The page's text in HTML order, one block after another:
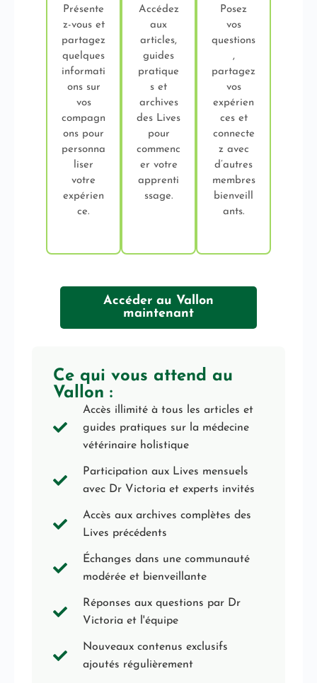
Présente
z-vous et
partagez
quelques
informati
ons sur
vos
compagn
ons pour
personna
liser
votre
expérien
ce.
Accédez
aux
articles,
guides
pratique
s et
archives
des Lives
pour
commenc
er votre
apprenti
ssage.
Posez
vos
questions
,
partagez
vos
expérien
ces et
connecte
z avec
d’autres
membres
bienveill
ants.
Accéder au Vallon
maintenant
Ce qui vous attend au
Vallon :
Accès illimité à tous les articles et
guides pratiques sur la médecine
vétérinaire holistique
Participation aux Lives mensuels
avec Dr Victoria et experts invités
Accès aux archives complètes des
Lives précédents
Échanges dans une communauté
modérée et bienveillante
Réponses aux questions par Dr
Victoria et l'équipe
Nouveaux contenus exclusifs
ajoutés régulièrement